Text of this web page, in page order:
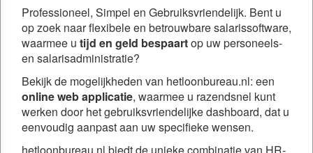
Professioneel, Simpel en Gebruiksvriendelijk. Bent u
op zoek naar flexibele en betrouwbare salarissoftware,
waarmee u tijd en geld bespaartop uw personeels-
en salarisadministratie?
Bekijk de mogelijkheden van hetloonbureau.nl: een
online web applicatie, waarmee u razendsnel kunt
werken door het gebruiksvriendelijke dashboard, dat u
eenvoudig aanpast aan uw specifieke wensen.